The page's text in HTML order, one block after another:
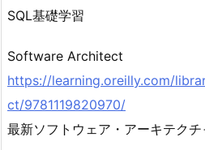
SQL基礎学習
Software Architect
https://learning.oreilly.com/
ct/9781119820970/
最新ソフトウェア・アーキテク